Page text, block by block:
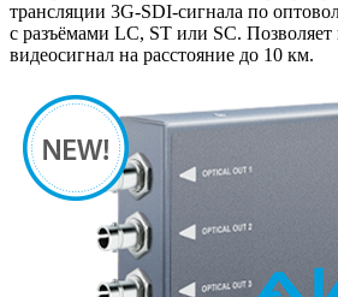
трансляции 3G-SDI-сигнала по
с разъёмами LC, ST или SC. Позволяет
видеосигнал на расстояние до 10 км.